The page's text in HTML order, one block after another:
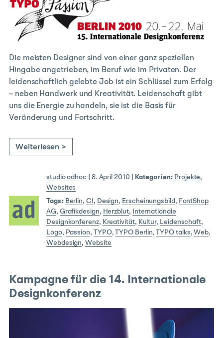
Die meisten Designer sind von einer ganz speziellen
Hingabe angetrieben, im Beruf wie im Privaten. Der
leidenschaftlich gelebte Job ist ein Schlüssel zum Erfolg
– neben Handwerk und Kreativität. Leidenschaft gibt
uns die Energie zu handeln, sie ist die Basis für
Veränderung und Fortschritt.
Weiterlesen >
studio adhoc 8. April 2010 Kategorien: Projekte,
Websites
Tags: Berlin, CI , Design, Erscheinungsbild , FontShop
AG, Grafikdesign, Herzblut,
Internationale
Designkonferenz, Kreativität, Kultur, Leidenschaft,
Logo, Passion, TYPO,TYPO Berlin,TYPO talks,Web,
Webdesign,Website
Kampagne für die 14. Internationale
Designkonferenz